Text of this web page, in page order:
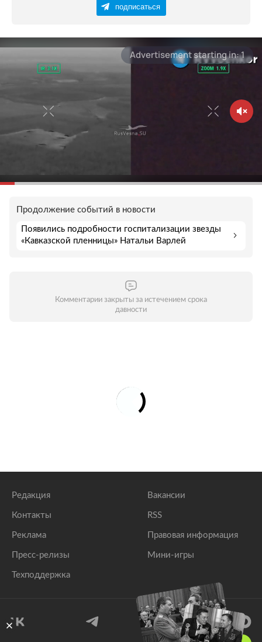
подписаться
Продолжение событий в новости
Появились подробности госпитализации звезды
«Кавказской пленницы» Натальи Варлей
Комментарии закрыты за истечением срока
давности
Редакция
Контакты
Реклама
Пресс-релизы
Техподдержка
Вакансии
RSS
Правовая информация
Мини-игры